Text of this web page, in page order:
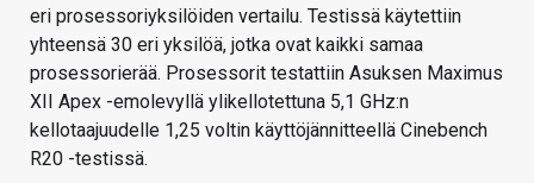
eri prosessoriyksilöiden vertailu. Testissä käytettiin
yhteensä 30 eri yksilöä, jotka ovat kaikki samaa
prosessorierää. Prosessorit testattiin Asuksen Maximus
XII Apex -emolevyllä ylikellotettuna 5,1 GHz:n
kellotaajuudelle 1,25 voltin käyttöjännitteellä Cinebench
R20 -testissä.